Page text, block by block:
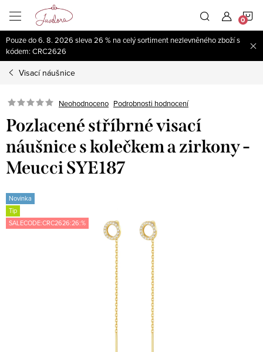
obsah
Pouze do 6. 8. 2026 sleva 26 % na celý sortiment nezlevněného zboží s
kódem: CRC2626
Visací náušnice
Neohodnoceno Podrobnosti hodnocení
Pozlacené stříbrné visací
náušnice s kolečkem a zirkony -
Meucci SYE187
Novinka
Tip
SALECODE:CRC2626:26:%